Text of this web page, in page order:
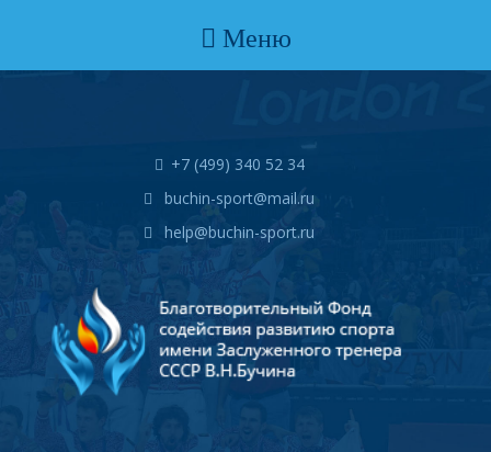
Меню
+7 (499) 340 52 34
buchin-sport@mail.ru
help@buchin-sport.ru